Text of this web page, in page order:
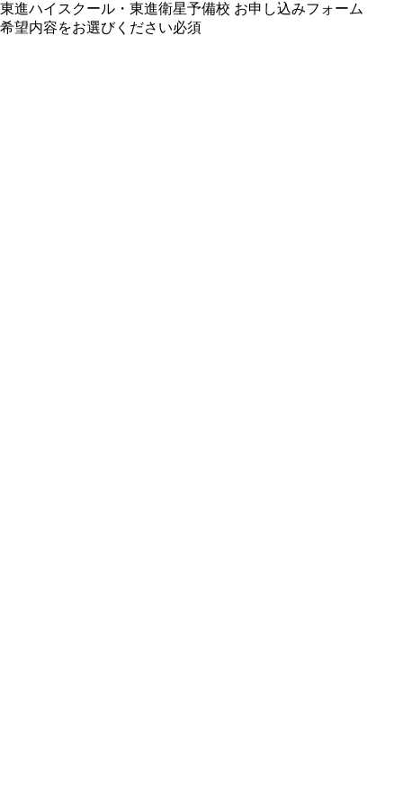
東進ハイスクール・東進衛星予備校 お申し込みフォーム
希望内容をお選びください必須